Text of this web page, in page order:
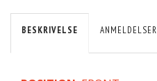
BESKRIVELSE ANMELDELSER